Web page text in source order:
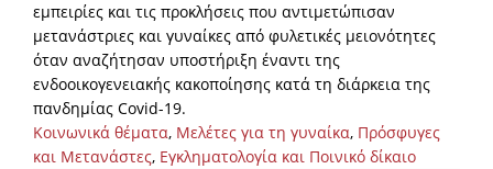
εμπειρίες και τις προκλήσεις που αντιμετώπισαν
μετανάστριες και γυναίκες από φυλετικές μειονότητες
όταν αναζήτησαν υποστήριξη έναντι της
ενδοοικογενειακής κακοποίησης κατά τη διάρκεια της
πανδημίας Covid-19.
Κοινωνικά θέματα, Μελέτες για τη γυναίκα, Πρόσφυγες
και Μετανάστες, Εγκληματολογία και Ποινικό δίκαιο